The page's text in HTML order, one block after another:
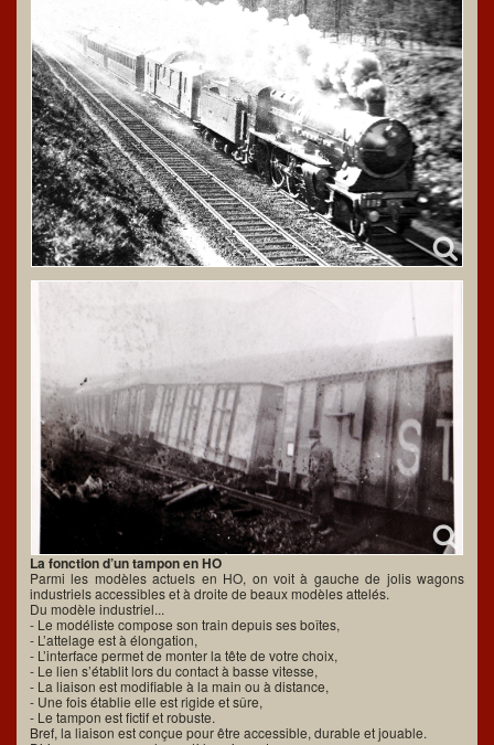
La fonction d’un tampon en HO
Parmi les modèles actuels en HO, on voit à gauche de jolis wagons
industriels accessibles et à droite de beaux modèles attelés.
Du modèle industriel...
- Le modéliste compose son train depuis ses boîtes,
- L’attelage est à élongation,
- L’interface permet de monter la tête de votre choix,
- Le lien s’établit lors du contact à basse vitesse,
- La liaison est modifiable à la main ou à distance,
- Une fois établie elle est rigide et sûre,
- Le tampon est fictif et robuste.
Bref, la liaison est conçue pour être accessible, durable et jouable.